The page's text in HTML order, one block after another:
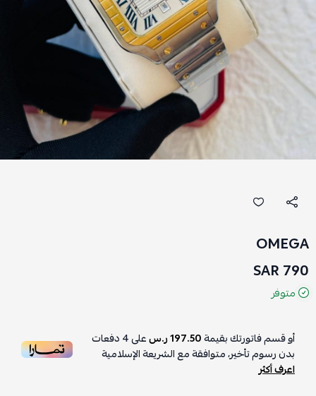
OMEGA
790 SAR
متوفر
أو قسم فاتورتك بقيمة197.50 ر.س على4دفعات
بدون رسوم تأخير، متوافقة مع الشريعة الإسلامية
اعرف أكثر